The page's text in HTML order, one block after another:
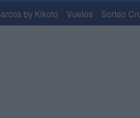
by Kikoto Vuelos Sorteo